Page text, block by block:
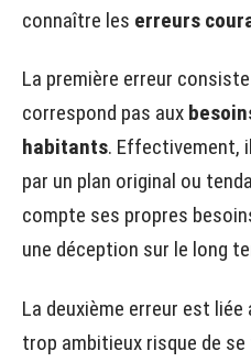
connaître les erreurs
La première erreur
correspond pas aux
habitants. Effectivement,
par un plan original ou
compte ses propres
une déception sur le long
La deuxième erreur est liée
trop ambitieux risque de